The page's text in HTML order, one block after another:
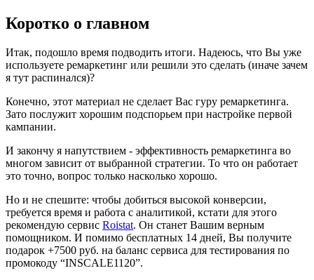
Коротко о главном
Итак, подошло время подводить итоги. Надеюсь, что Вы уже
используете ремаркетинг или решили это сделать (иначе зачем
я тут распинался)?
Конечно, этот материал не сделает Вас гуру ремаркетинга.
Зато послужит хорошим подспорьем при настройке первой
кампании.
И закончу я напутствием - эффективность ремаркетинга во
многом зависит от выбранной стратегии. То что он работает
это точно, вопрос только насколько хорошо.
Но и не спешите: чтобы добиться высокой конверсии,
требуется время и работа с аналитикой, кстати для этого
рекомендую сервис Roistat. Он станет Вашим верным
помощником. И помимо бесплатных 14 дней, Вы получите
подарок +7500 руб. на баланс сервиса для тестирования по
промокоду “INSCALE1120”.